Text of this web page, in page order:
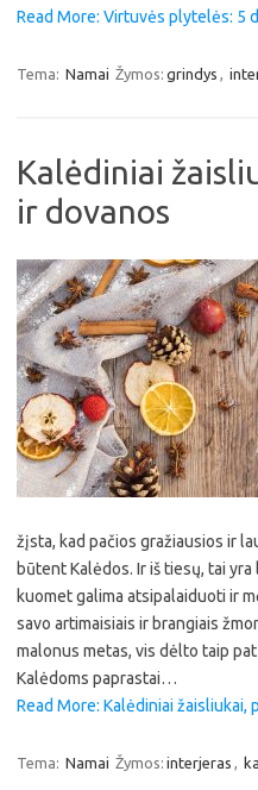
Read More: Virtuvės plytelės: 5
Tema: Namai Žymos: grindys ,
Kalėdiniai
ir dovanos
žįsta, kad pačios gražiausios ir
būtent Kalėdos. Ir iš tiesų, tai
kuomet galima atsipalaiduoti ir
savo artimaisiais ir brangiais
malonus metas, vis dėlto taip
Kalėdoms paprastai…
Read More: Kalėdiniai žaisliukai,
Tema: Namai Žymos: interjeras ,